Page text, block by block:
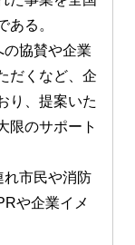
ある。
協賛や企業
だくなど、企
り、提案いた
限のサポート
れ市民や消防
や企業イメ